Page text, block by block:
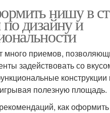
нишу в
дизайну и
много приемов,
задействовать со
конструкции
полезную площадь.
как